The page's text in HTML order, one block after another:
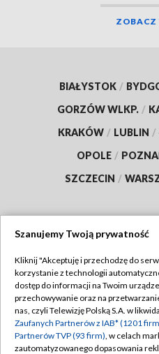
ZOBACZ
BIAŁYSTOK /
GORZÓW WLKP. /
KRAKÓW / LUBLIN /
OPOLE /
SZCZECIN /
Abonament TVP
Emisja w TVP
Centrum informacji TVP
Polityka
Moje
Szanujemy Twoją prywatność
Kliknij "Akceptuję i przechodzę do
korzystanie z technologii
dostęp do informacji na Twoim
przechowywanie oraz na
nas, czyli Telewizję Polską S.A. w
Zaufanych Partnerów z IAB* (1201
Partnerów TVP (93 firm), w celach
zautomatyzowanego dopasowania